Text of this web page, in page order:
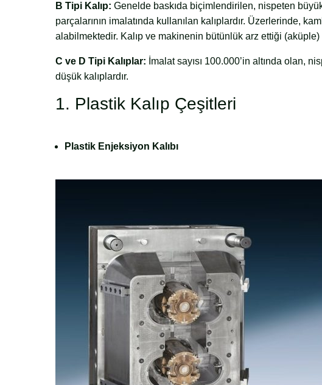
B Tipi Kalıp: Genelde baskıda biçimlendirilen, nispeten
parçalarının imalatında kullanılan kalıplardır. Üzerlerinde,
alabilmektedir. Kalıp ve makinenin bütünlük arz ettiği
C ve D Tipi Kalıplar: İmalat sayısı 100.000’in altında olan,
düşük kalıplardır.
1. Plastik Kalıp Çeşitleri
Plastik Enjeksiyon Kalıbı